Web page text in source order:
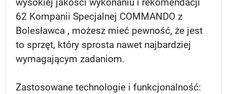
wysokiej jakości wykonaniu i rekomendacji
62 Kompanii Specjalnej COMMANDO z
Bolesławca , możesz mieć pewność, że jest
to sprzęt, który sprosta nawet najbardziej
wymagającym zadaniom.
Zastosowane technologie i funkcjonalność: